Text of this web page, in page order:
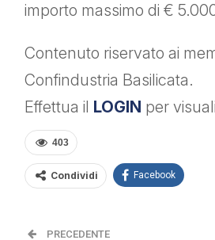
importo massimo di €
Contenuto riservato ai
Confindustria Basilicata.
Effettua il LOGIN per
403
Condividi Facebook
PRECEDENTE